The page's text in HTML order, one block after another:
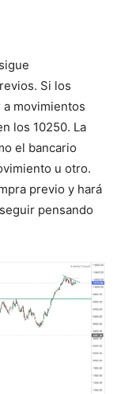
Si los
a movimientos
los 10250. La
el bancario
u otro.
previo y hará
pensando